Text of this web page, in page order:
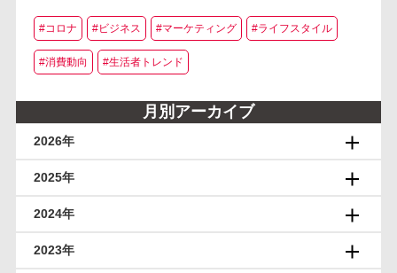
#コロナ #ビジネス #マーケティング #ライフスタイル
#消費動向 #生活者トレンド
月別アーカイブ
2026年
2025年
2024年
2023年